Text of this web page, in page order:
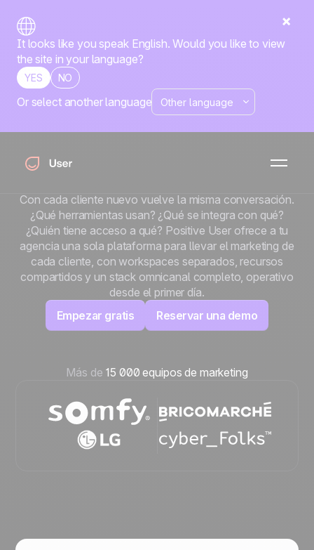
It looks like you speak English. Would you like to view
the site in your language?
YES NO
Or select another language
Deja de reconstruir
tu stack con cada
cliente nuevo.
Con cada cliente nuevo vuelve la misma conversación.
¿Qué herramientas usan? ¿Qué se integra con qué?
¿Quién tiene acceso a qué? Positive User ofrece a tu
agencia una sola plataforma para llevar el marketing de
cada cliente, con workspaces separados, recursos
compartidos y un stack omnicanal completo, operativo
desde el primer día.
Empezar gratis
Reservar una demo
Más de 15 000 equipos de marketing